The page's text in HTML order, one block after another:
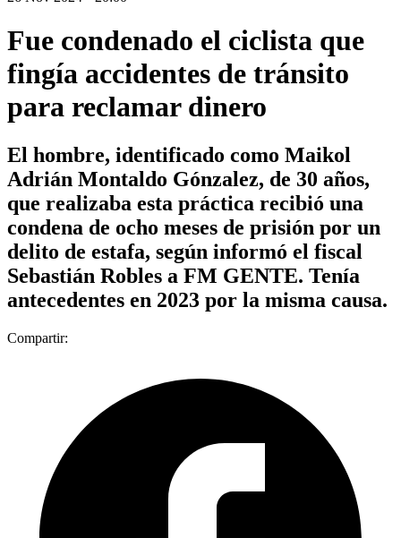
Fue condenado el ciclista que
fingía accidentes de tránsito
para reclamar dinero
El hombre, identificado como Maikol
Adrián Montaldo Gónzalez, de 30 años,
que realizaba esta práctica recibió una
condena de ocho meses de prisión por un
delito de estafa, según informó el fiscal
Sebastián Robles a FM GENTE. Tenía
antecedentes en 2023 por la misma causa.
Compartir: